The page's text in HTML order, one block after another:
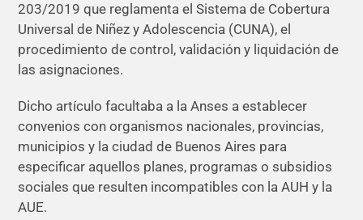
203/2019 que reglamenta el Sistema de Cobertura
Universal de Niñez y Adolescencia (CUNA), el
procedimiento de control, validación y liquidación de
las asignaciones.
Dicho artículo facultaba a la Anses a establecer
convenios con organismos nacionales, provincias,
municipios y la ciudad de Buenos Aires para
especificar aquellos planes, programas o subsidios
sociales que resulten incompatibles con la AUH y la
AUE.